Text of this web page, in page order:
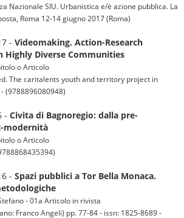
Nazionale SIU. Urbanistica e/è azione pubblica. La
Roma 12-14 giugno 2017 (Roma)
- Videomaking. Action-Research
Highly Diverse Communities
o Articolo
The caritalents youth and territory project in
(9788896080948)
- Civita di Bagnoregio: dalla pre-
modernità
o Articolo
- Spazi pubblici a Tor Bella Monaca.
- 01a Articolo in rivista
Franco Angeli) pp. 77-84 - issn: 1825-8689 -